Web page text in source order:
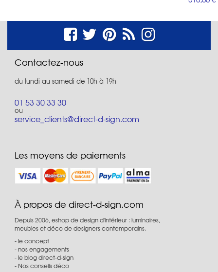
Contactez-nous
du lundi au samedi de 10h à 19h
01 53 30 33 30
ou
service_clients@direct-d-sign.com
Les moyens de paiements
À propos de direct-d-sign.com
Depuis 2006, eshop de design d'intérieur : luminaires,
meubles et déco de designers contemporains.
le concept
nos engagements
le blog direct-d-sign
Nos conseils déco